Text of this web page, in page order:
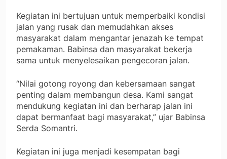
Kegiatan ini bertujuan untuk memperbaiki kondisi
jalan yang rusak dan memudahkan akses
masyarakat dalam mengantar jenazah ke tempat
pemakaman. Babinsa dan masyarakat bekerja
sama untuk menyelesaikan pengecoran jalan.
“Nilai gotong royong dan kebersamaan sangat
penting dalam membangun desa. Kami sangat
mendukung kegiatan ini dan berharap jalan ini
dapat bermanfaat bagi masyarakat,” ujar Babinsa
Serda Somantri.
Kegiatan ini juga menjadi kesempatan bagi